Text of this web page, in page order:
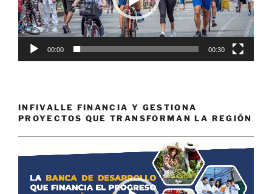
00:00 00:30
INFIVALLE FINANCIA Y GESTIONA
PROYECTOS QUE TRANSFORMAN LA REGIÓN
de